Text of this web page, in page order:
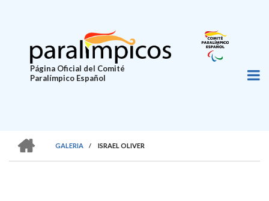
principal
Página Oficial del Comité
Paralímpico Español
SOBRESCRIBIR
GALERIA
/ ISRAEL OLIVER